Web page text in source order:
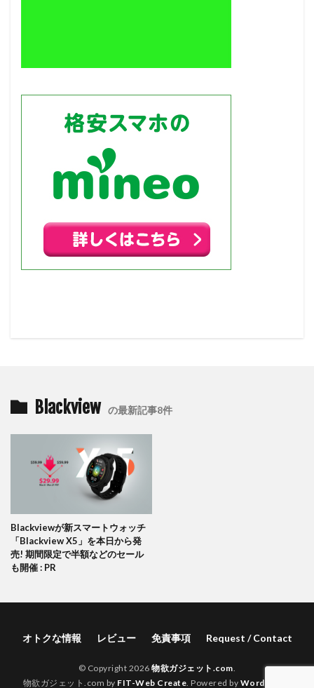
Blackview の最新記事8件
Blackviewが新スマートウォッチ
「Blackview X5」を本日から発
売! 期間限定で半額などのセール
も開催 : PR
オトクな情報 レビュー 免責事項 Request / Contact
© Copyright 2026物欲ガジェット.com
物欲ガジェット.com by FIT-Web Create . Powered by WordPress